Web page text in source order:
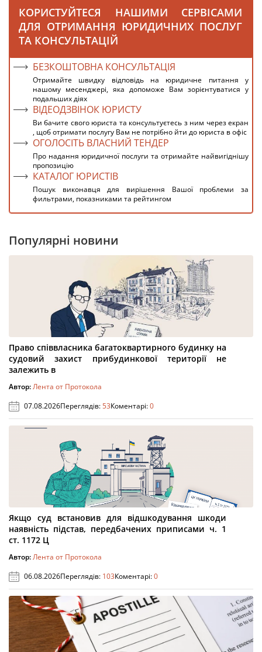
КОРИСТУЙТЕСЯ НАШИМИ СЕРВІСАМИ
ДЛЯ ОТРИМАННЯ ЮРИДИЧНИХ ПОСЛУГ
ТА КОНСУЛЬТАЦІЙ
БЕЗКОШТОВНА КОНСУЛЬТАЦІЯ
Отримайте швидку відповідь на юридичне питання у
нашому месенджері, яка допоможе Вам зорієнтуватися у
подальших діях
ВІДЕОДЗВІНОК ЮРИСТУ
Ви бачите свого юриста та консультуєтесь з ним через екран
, щоб отримати послугу Вам не потрібно йти до юриста в офіс
ОГОЛОСІТЬ ВЛАСНИЙ ТЕНДЕР
Про надання юридичної послуги та отримайте найвигіднішу
пропозицію
КАТАЛОГ ЮРИСТІВ
Пошук виконавця для вирішення Вашої проблеми за
фильтрами, показниками та рейтингом
Популярні новини
Право співвласника багатоквартирного будинку на
судовий захист прибудинкової території не
залежить в
Автор:Лента от Протокола
07.08.2026Переглядів:53Коментарі:0
Якщо суд встановив для відшкодування шкоди
наявність підстав, передбачених приписами ч. 1
ст. 1172 Ц
Автор:Лента от Протокола
06.08.2026Переглядів: 103Коментарі:0